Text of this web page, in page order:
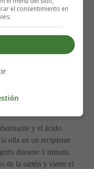
cortar grande.
el azúcar, el sirope
durante 2 minutos (el
de azúcar
Cocina el jarabe a
y el ácido
olla en un recipiente
durante 1 minuto.
de la sartén y vierte el
el consentimiento en